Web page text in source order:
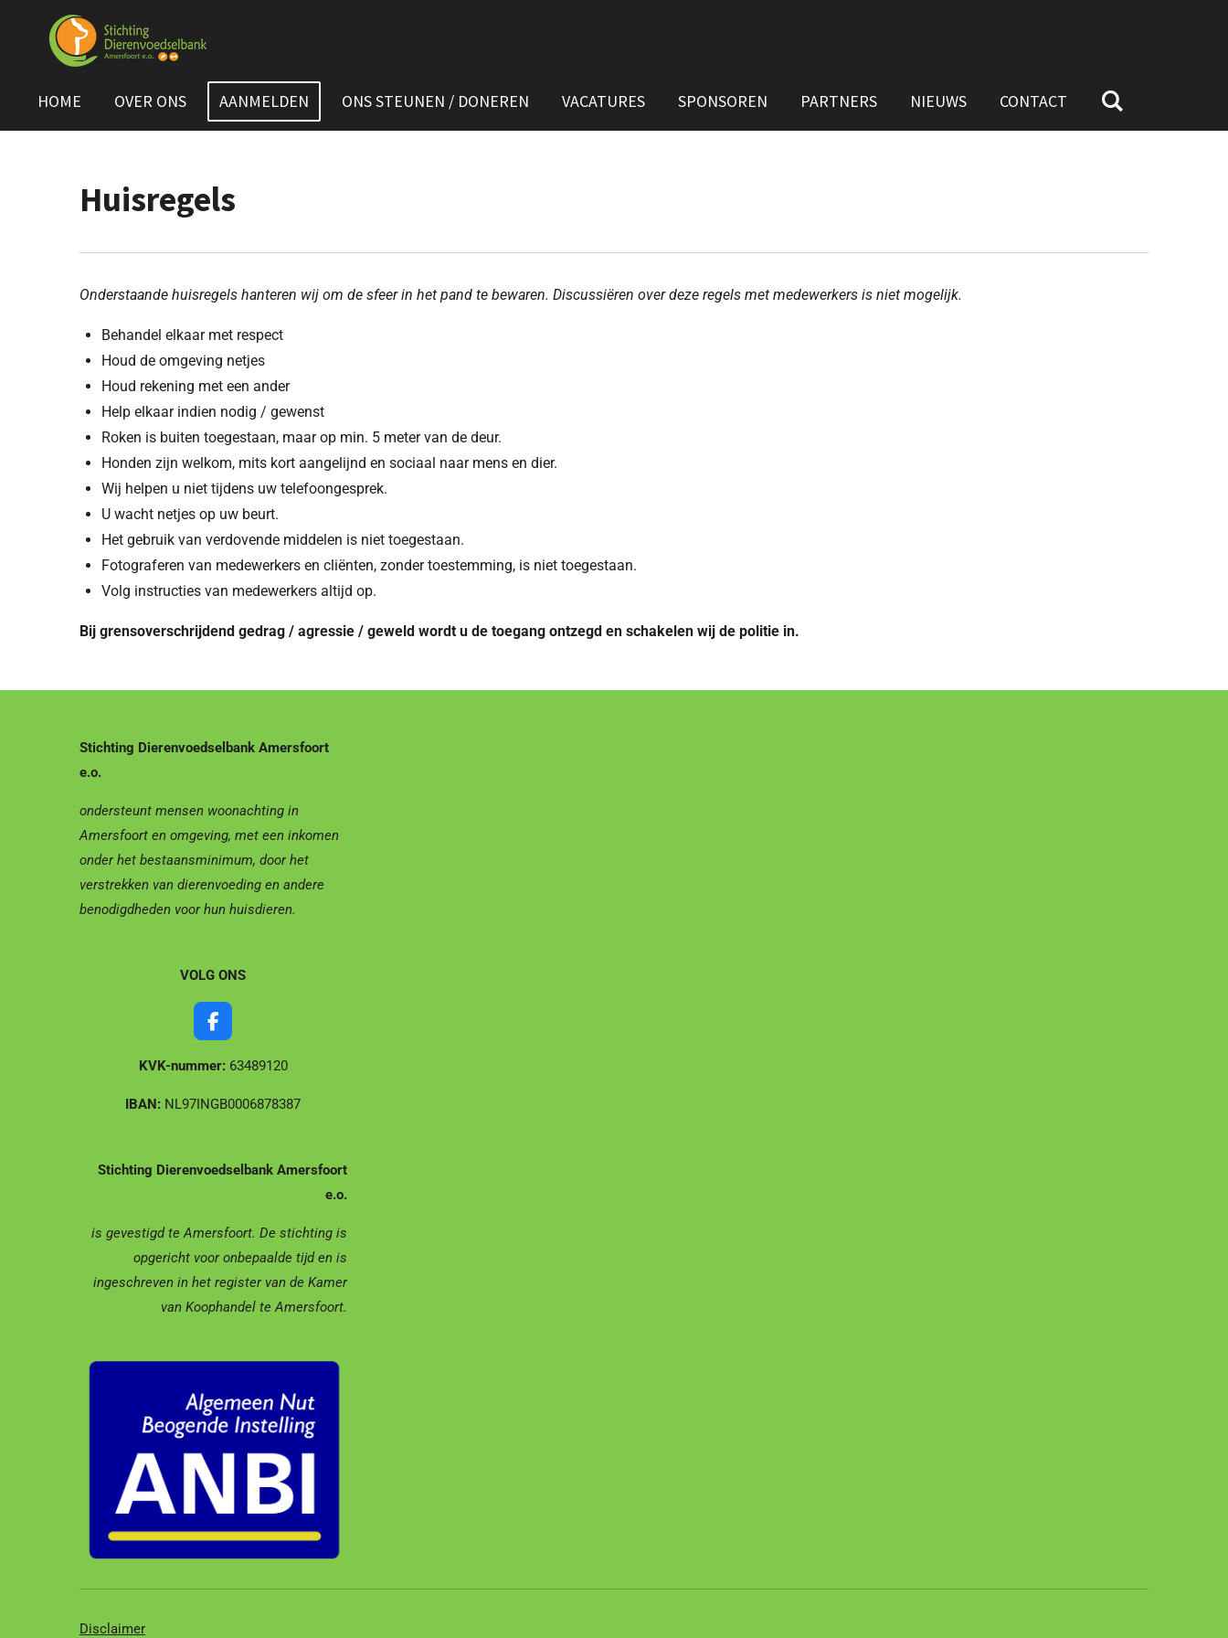
HOME OVER ONS AANMELDEN ONS STEUNEN / DONEREN VACATURES SPONSOREN PARTNERS NIEUWS CONTACT
Huisregels
Onderstaande huisregels hanteren wij om de sfeer in het pand te bewaren. Discussiëren over deze regels met medewerkers is niet mogelijk.
Behandel elkaar met respect
Houd de omgeving netjes
Houd rekening met een ander
Help elkaar indien nodig / gewenst
Roken is buiten toegestaan, maar op min. 5 meter van de deur.
Honden zijn welkom, mits kort aangelijnd en sociaal naar mens en dier.
Wij helpen u niet tijdens uw telefoongesprek.
U wacht netjes op uw beurt.
Het gebruik van verdovende middelen is niet toegestaan.
Fotograferen van medewerkers en cliënten, zonder toestemming, is niet toegestaan.
Volg instructies van medewerkers altijd op.
Bij grensoverschrijdend gedrag / agressie / geweld wordt u de toegang ontzegd en schakelen wij de politie in.
Stichting Dierenvoedselbank Amersfoort
e.o.
ondersteunt mensen woonachting in
Amersfoort en omgeving, met een inkomen
onder het bestaansminimum, door het
verstrekken van dierenvoeding en andere
benodigdheden voor hun huisdieren.
VOLG ONS
F
a
c
b
KVK-nummer: 63489120
IBAN: NL97INGB0006878387
Stichting Dierenvoedselbank Amersfoort
e.o.
is gevestigd te Amersfoort. De stichting is
opgericht voor onbepaalde tijd en is
ingeschreven in het register van de Kamer
van Koophandel te Amersfoort.
Disclaimer